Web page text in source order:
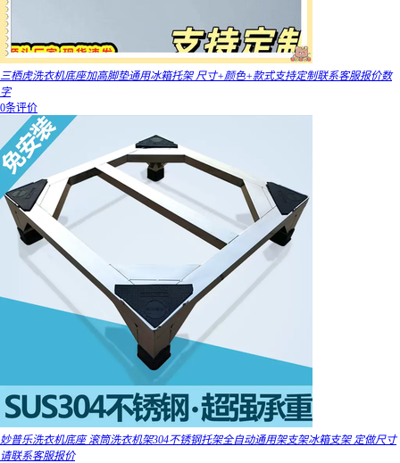
三栖虎洗衣机底座加高脚垫通用冰箱托架 尺寸+颜色+款式支持定制联系客服报价数
字
0条评价
妙普乐洗衣机底座 滚筒洗衣机架304不锈钢托架全自动通用架支架冰箱支架 定做尺寸
请联系客服报价